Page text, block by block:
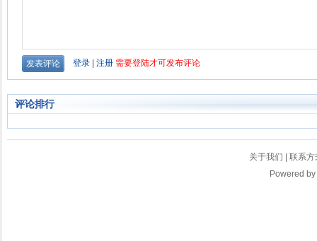
评论排行
关于我们
联系方
Powered by